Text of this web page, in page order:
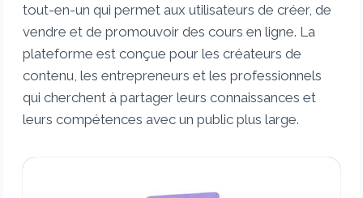
tout-en-un qui permet aux utilisateurs de créer, de
vendre et de promouvoir des cours en ligne. La
plateforme est conçue pour les créateurs de
contenu, les entrepreneurs et les professionnels
qui cherchent à partager leurs connaissances et
leurs compétences avec un public plus large.